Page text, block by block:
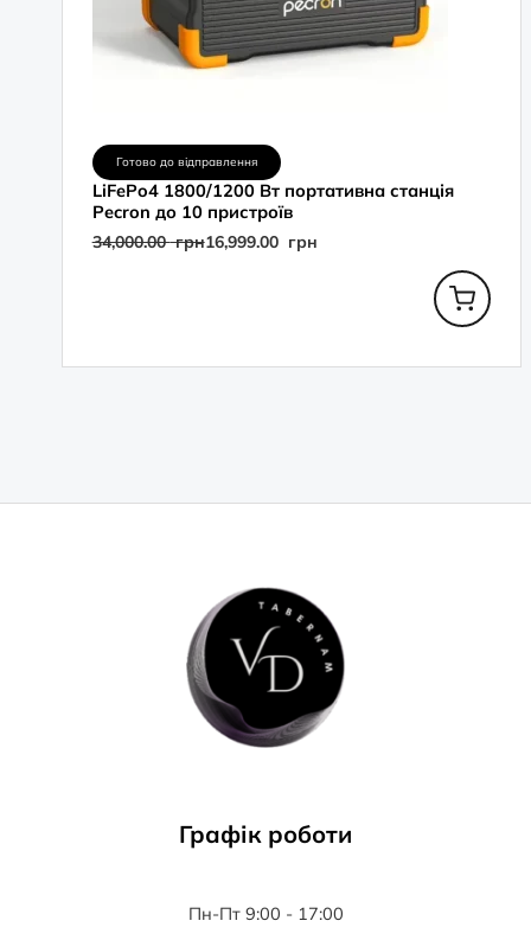
Готово до відправлення
LiFePo4 1800/1200 Вт портативна станція
Pecron до 10 пристроїв
34,000.00грн16,999.00 грн
Графік роботи
Пн-Пт 9:00 - 17:00